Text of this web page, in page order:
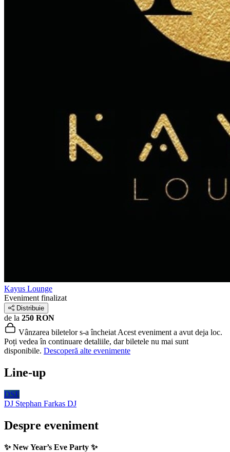
Kayus Lounge
Eveniment finalizat
Distribuie
de la 250 RON
Vânzarea biletelor s-a încheiat Acest eveniment a avut deja loc.
Poți vedea în continuare detaliile, dar biletele nu mai sunt
disponibile. Descoperă alte evenimente
Line-up
DSF
DJ Stephan Farkas DJ
Despre eveniment
✨ New Year’s Eve Party ✨